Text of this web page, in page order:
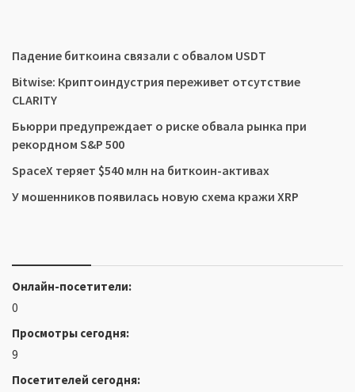
Падение биткоина связали с обвалом USDT
Bitwise: Криптоиндустрия переживет отсутствие
CLARITY
Бьюрри предупреждает о риске обвала рынка при
рекордном S&P 500
SpaceX теряет $540 млн на биткоин-активах
У мошенников появилась новую схема кражи XRP
Онлайн-посетители:
0
Просмотры сегодня:
9
Посетителей сегодня: